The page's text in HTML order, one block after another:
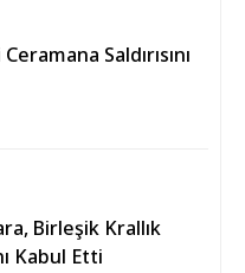
Saldırısını
Birleşik Krallık
Kabul Etti